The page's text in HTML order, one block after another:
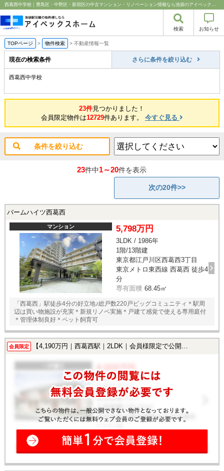
西葛西中学校｜豊島区・中野区・新宿区の中古マンション・リノベーション情報なら池袋のアイベックスホーム！
検索 お知らせ
TOPページ > 物件検索 > 不動産情報一覧
現在の検索条件 さらに条件を絞り込む
西葛西中学校
23件見つかりました！
会員限定物件は12729件あります。 今すぐ見る
条件を絞り込む
23件中1～20件を表示
次の20件>>
バームハイツ西葛西
マンション 5,798万円
3LDK / 1986年
1階/13階建
東京都江戸川区西葛西3丁目
東京メトロ東西線 西葛西 徒歩4
分
専有面積 68.45㎡
「西葛西」駅徒歩4分の好立地♪総戸数220戸ビッグコミュニティ＊駅周
辺は買い物施設が充実＊新規リノベ実施＊戸建て感覚で使える専用庭付
＊管理体制良好＊ペット飼育可
会員限定 【4,190万円｜西葛西駅｜2LDK｜会員様限定で公開中！】